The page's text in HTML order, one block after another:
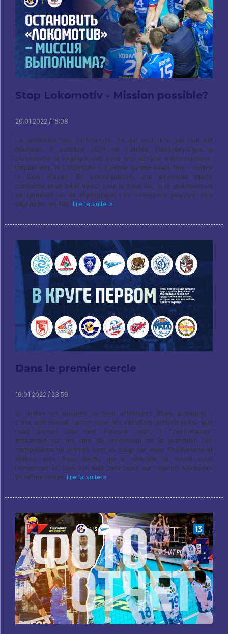
Stop Lokomotiv - Mission possible?
20.01.2022 / 15:08
Le deuxième tour commence, ce qui veut dire que tout est
nouveau. 2 octobre 2021 de l'année Gazprom-Ugra a
commencé le championnat avec une défaite à Novossibirsk.
Depuis lors, le Lokomotiv n'a perdu qu'une seule fois - contre
le Zenit Kazan.. En conséquence, une deuxième place
confiante et un billet direct pour le Final Six, si le championnat
se terminait ici et maintenant. Les cheminots peuvent être
déplacés, en fait, lire la suite »
Dans le premier cercle
19.01.2022 / 23:59
si, toutes les équipes se sont affrontées (Bien, presque) -
c'est une bonne raison pour les résultats préliminaires, que
nous aimons tous tant. Faisons court. 1. "Zenit-Kazan"
embarqué sur les rails du renouveau de la grandeur. Les
composants du succès sont un coup sûr avec Christenson et
Volkov, plus Poor Nozh, qui a remonté le moral sous
l'American et, bien s?r, tout cela basé sur l'éternel Mikhailov.
En m?me temps lire la suite »